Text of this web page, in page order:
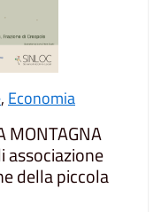
, Economia
MONTAGNA
associazione
della piccola